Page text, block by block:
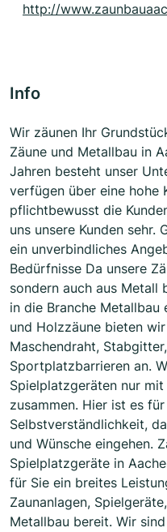
http://
Info
Wir zäunen Ihr
Zäune und Metallbau in
Jahren besteht unser
verfügen über eine hohe
pflichtbewusst die
uns unsere Kunden sehr.
ein unverbindliches
Bedürfnisse Da unsere
sondern auch aus Metall
in die Branche
und Holzzäune bieten
Maschendraht,
Sportplatzbarrieren an.
Spielplatzgeräten nur
zusammen. Hier ist es
Selbstverständlichkeit,
und Wünsche eingehen.
Spielplatzgeräte in
für Sie ein breites
Zaunanlagen,
Metallbau bereit. Wir